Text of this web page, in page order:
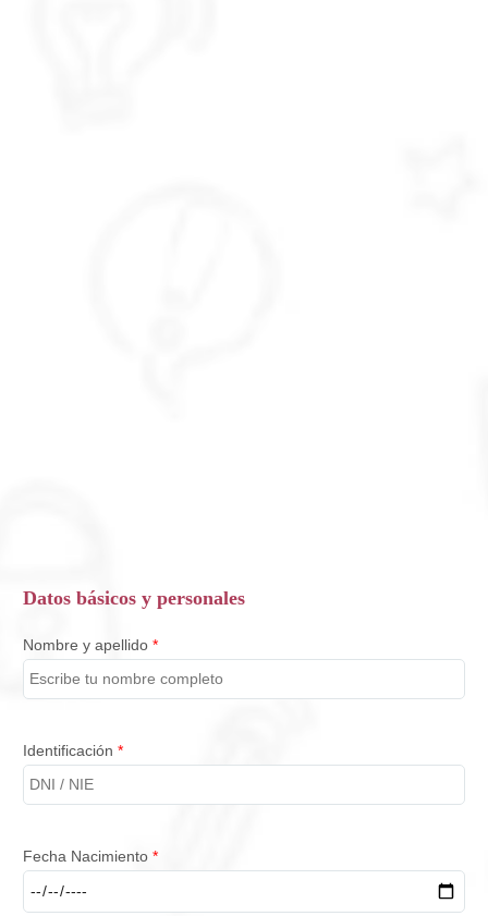
Datos básicos y personales
Nombre y apellido *
Identificación *
Fecha Nacimiento *